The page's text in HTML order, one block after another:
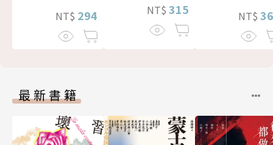
NT$ 294 NT$ 315 NT$
最新書籍